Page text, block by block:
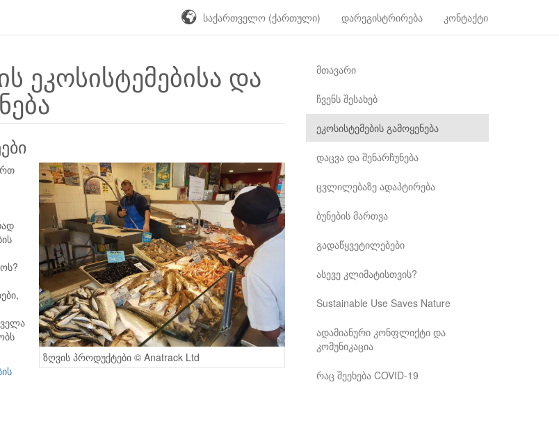
საქართველო (ქართული) დარეგისტრირება კონტაქტი
ეკოსისტემებისა და
ზღვის პროდუქტები © Anatrack Ltd
მთავარი
ჩვენს შესახებ
ეკოსისტემების გამოყენება
დაცვა და შენარჩუნება
ცვლილებაზე ადაპტირება
ბუნების მართვა
გადაწყვეტილებები
ასევე კლიმატისთვის?
Sustainable Use Saves Nature
ადამიანური კონფლიქტი და
კომუნიკაცია
რაც შეეხება COVID-19